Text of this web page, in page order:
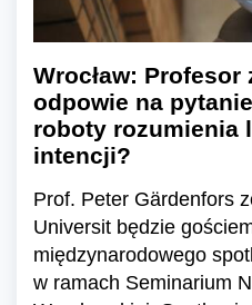
Wrocław:
odpowie na
roboty rozumienia
intencji?
Prof. Peter Gärdenfors
Universit będzie
międzynarodowego
w ramach Seminarium